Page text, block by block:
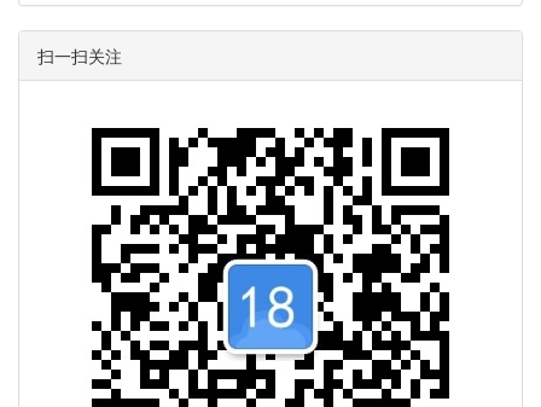
扫一扫关注